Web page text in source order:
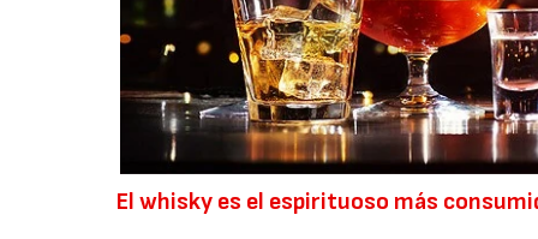
El whisky es el espirituoso más